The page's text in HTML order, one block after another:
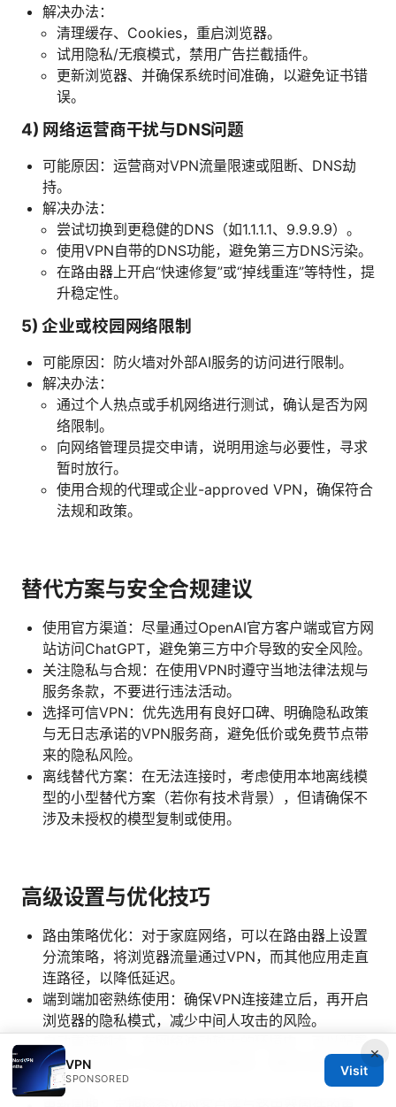
解决办法：
清理缓存、Cookies，重启浏览器。
试用隐私/无痕模式，禁用广告拦截插件。
更新浏览器、并确保系统时间准确，以避免证书错
误。
4) 网络运营商干扰与DNS问题
可能原因：运营商对VPN流量限速或阻断、DNS劫
持。
解决办法：
尝试切换到更稳健的DNS（如1.1.1.1、9.9.9.9）。
使用VPN自带的DNS功能，避免第三方DNS污染。
在路由器上开启“快速修复”或“掉线重连”等特性，提
升稳定性。
5) 企业或校园网络限制
可能原因：防火墙对外部AI服务的访问进行限制。
解决办法：
通过个人热点或手机网络进行测试，确认是否为网
络限制。
向网络管理员提交申请，说明用途与必要性，寻求
暂时放行。
使用合规的代理或企业-approved VPN，确保符合
法规和政策。
替代方案与安全合规建议
使用官方渠道：尽量通过OpenAI官方客户端或官方网
站访问ChatGPT，避免第三方中介导致的安全风险。
关注隐私与合规：在使用VPN时遵守当地法律法规与
服务条款，不要进行违法活动。
选择可信VPN：优先选用有良好口碑、明确隐私政策
与无日志承诺的VPN服务商，避免低价或免费节点带
来的隐私风险。
离线替代方案：在无法连接时，考虑使用本地离线模
型的小型替代方案（若你有技术背景），但请确保不
涉及未授权的模型复制或使用。
高级设置与优化技巧
路由策略优化：对于家庭网络，可以在路由器上设置
分流策略，将浏览器流量通过VPN，而其他应用走直
连路径，以降低延迟。
端到端加密熟练使用：确保VPN连接建立后，再开启
浏览器的隐私模式，减少中间人攻击的风险。
自动重连脚本：在网络波动较大的环境中，可以配置
简单脚本实现VPN断线后自动重连，确保尽量减少中
断时间。
×
VPN
SPONSORED
Visit